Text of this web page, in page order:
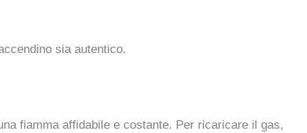
sia autentico.
fiamma affidabile e costante. Per ricaricare il gas,